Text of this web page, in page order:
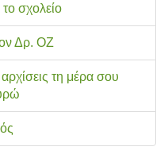
το σχολείo
Δρ. ΟΖ
τη μέρα σου